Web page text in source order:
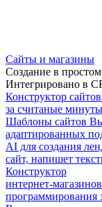
Сайты и магазины
Создание в
Интегрировано в
Конструктор сайтов
за считаные минуты
Шаблоны сайтов
адаптированных
AI для создания
сайт, напишет
Конструктор
интернет-магазинов
программирования